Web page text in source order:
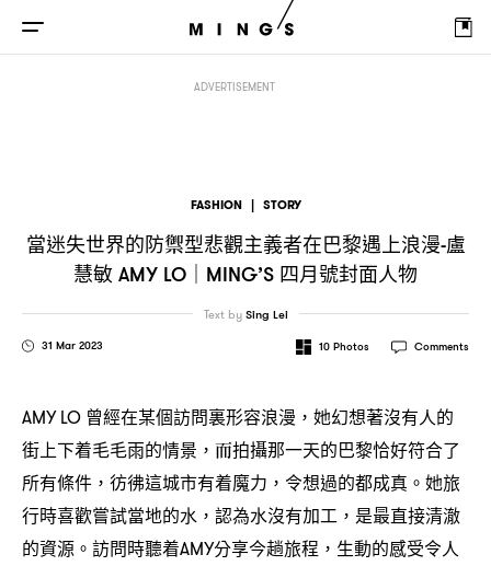
ADVERTISEMENT
FASHION | STORY
當迷失世界的防禦型悲觀主義者在巴黎遇上浪漫-盧
慧敏AMY LO｜MING’S 四月號封面人物
31 Mar 2023
Text by Sing Lei
10 Photos Comments
AMY LO 曾經在某個訪問裏形容浪漫 ， 她幻想著沒有人的
街上下着毛毛雨的情景 ， 而拍攝那一天的巴黎恰好符合了
所有條件 ， 彷彿這城市有着魔力 ， 令想過的都成真。她旅
行時喜歡嘗試當地的水 ， 認為水沒有加工 ， 是最直接清澈
的資源。訪問時聽着AMY分享今趟旅程 ， 生動的感受令人
當迷失世界的防禦型悲觀主義者在巴黎遇上浪漫 AMY LO｜MING’S四月